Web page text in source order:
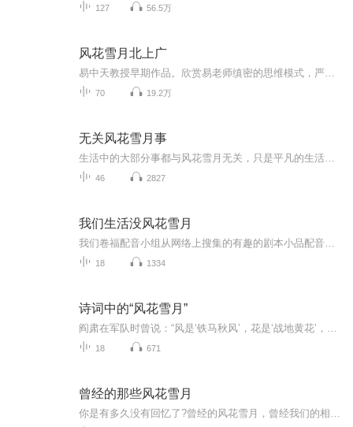
127 56.5万
风花雪月北上广
70 19.2万
无关风花雪月事
46 2827
我们生活没风花雪月
18 1334
诗词中的“风花雪月”
18 671
曾经的那些风花雪月